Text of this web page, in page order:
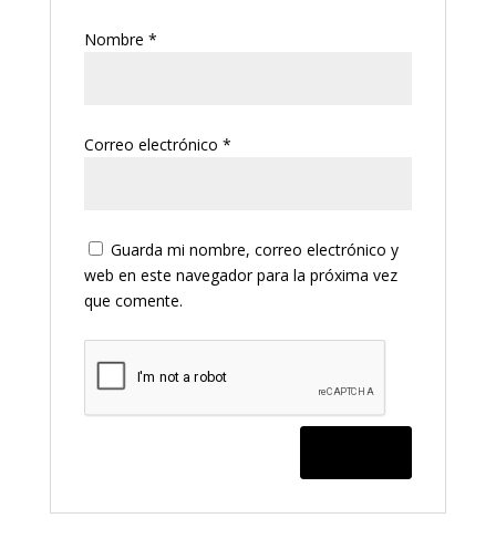
Nombre *
Correo electrónico *
Guarda mi nombre, correo electrónico y
web en este navegador para la próxima vez
que comente.